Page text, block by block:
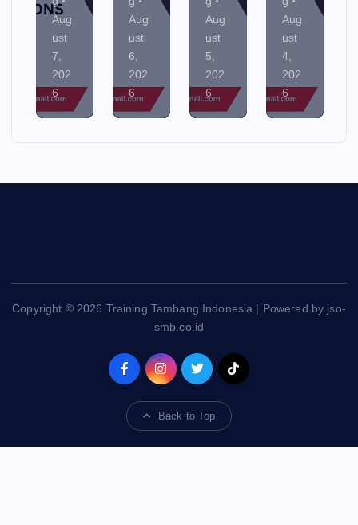
Aug
ust
7,
202
6
Aug
ust
6,
202
6
Aug
ust
5,
202
6
Aug
ust
4,
202
6
Copyright © 2026 Training Tambang Indonesia | Powered by jso-
smb.co.id
Back to Top